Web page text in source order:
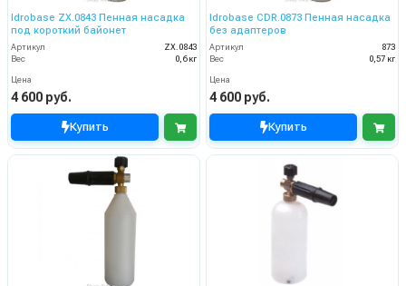
Idrobase ZX.0843 Пенная насадка
под короткий байонет
Артикул
ZX.0843
Вес
0,6 кг
Цена
4 600 руб.
Купить
Idrobase CDR.0873 Пенная насадка
без адаптеров
Артикул
873
Вес
0,57 кг
Цена
4 600 руб.
Купить